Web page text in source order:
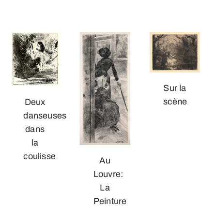
Deux
danseuses
dans
la
coulisse
Au
Louvre:
La
Peinture
Sur la
scène